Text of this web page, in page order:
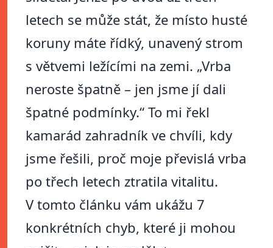
letech se může stát, že místo husté
koruny máte řídký, unavený strom
s větvemi ležícími na zemi. „Vrba
neroste špatně – jen jsme jí dali
špatné podmínky.“ To mi řekl
kamarád zahradník ve chvíli, kdy
jsme řešili, proč moje převislá vrba
po třech letech ztratila vitalitu.
V tomto článku vám ukážu 7
konkrétních chyb, které ji mohou